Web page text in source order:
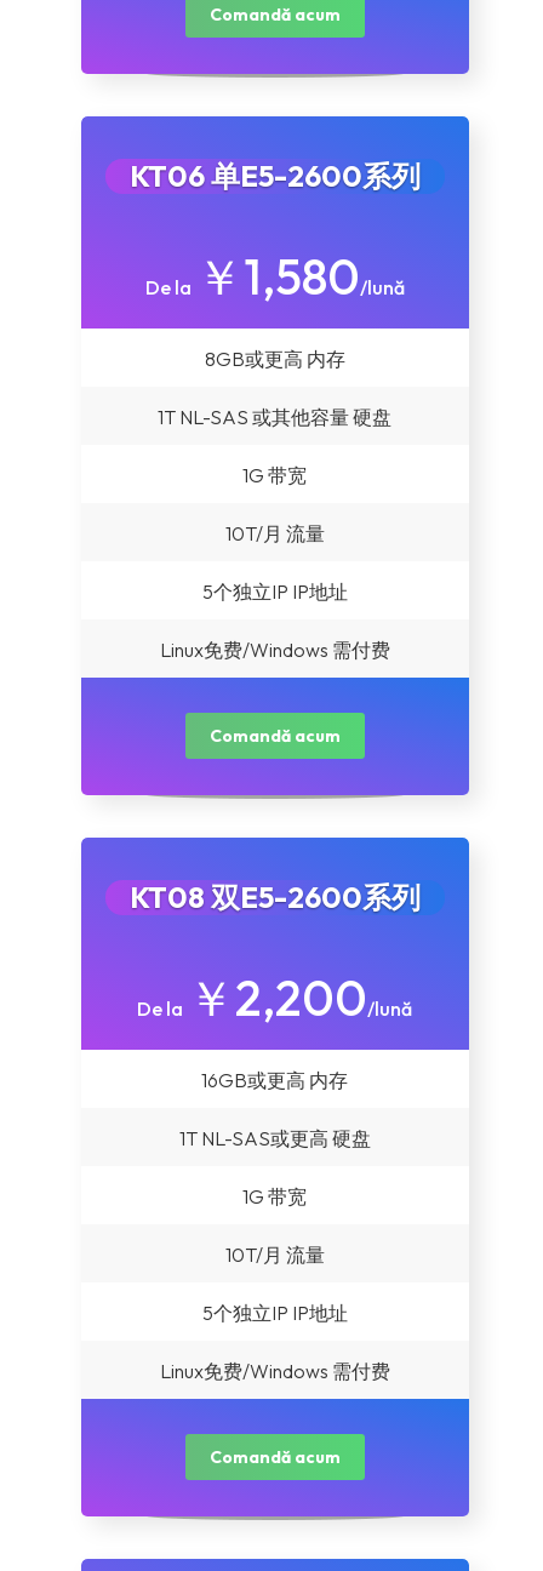
Comandă acum
KT06 单E5-2600系列
De la ￥1,580/lună
8GB或更高 内存
1T NL-SAS 或其他容量 硬盘
1G 带宽
10T/月 流量
5个独立IP IP地址
Linux免费/Windows 需付费
Comandă acum
KT08 双E5-2600系列
De la ￥2,200/lună
16GB或更高 内存
1T NL-SAS或更高 硬盘
1G 带宽
10T/月 流量
5个独立IP IP地址
Linux免费/Windows 需付费
Comandă acum